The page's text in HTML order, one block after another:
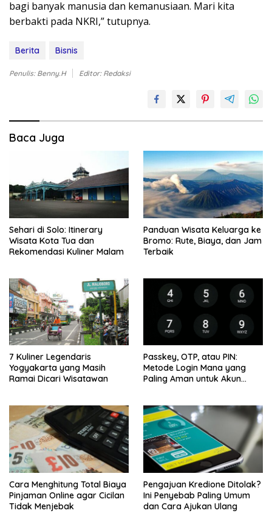
bagi banyak manusia dan kemanusiaan. Mari kita
berbakti pada NKRI,” tutupnya.
Berita Bisnis
Penulis: Benny.H Editor: Redaksi
Baca Juga
Sehari di Solo: Itinerary
Wisata Kota Tua dan
Rekomendasi Kuliner Malam
Panduan Wisata Keluarga ke
Bromo: Rute, Biaya, dan Jam
Terbaik
7 Kuliner Legendaris
Yogyakarta yang Masih
Ramai Dicari Wisatawan
Passkey, OTP, atau PIN:
Metode Login Mana yang
Paling Aman untuk Akun
Cara Menghitung Total Biaya
Pinjaman Online agar Cicilan
Tidak Menjebak
Pengajuan Kredione Ditolak?
Ini Penyebab Paling Umum
dan Cara Ajukan Ulang